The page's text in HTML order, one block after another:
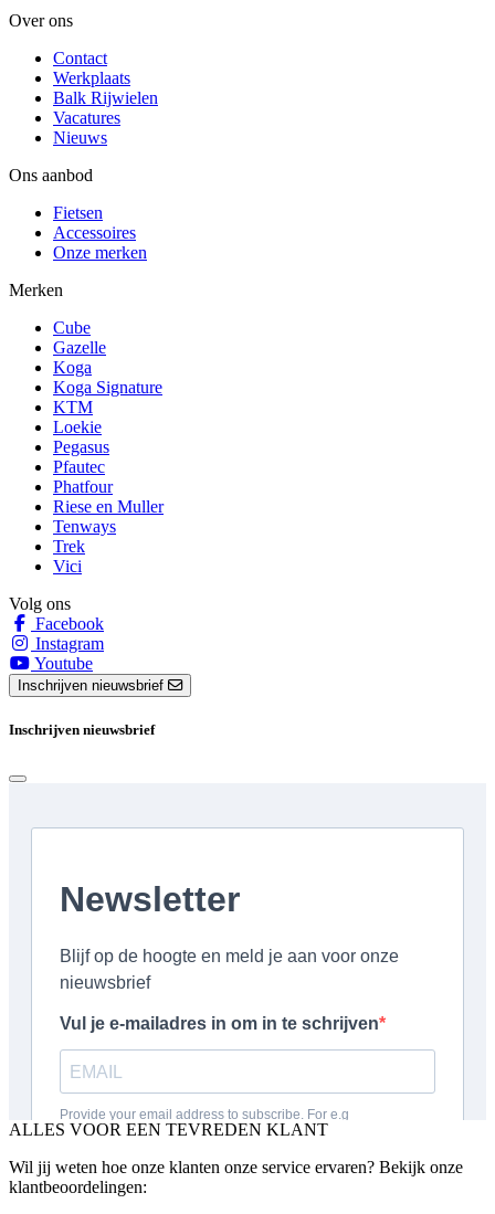
Over ons
Contact
Werkplaats
Balk Rijwielen
Vacatures
Nieuws
Ons aanbod
Fietsen
Accessoires
Onze merken
Merken
Cube
Gazelle
Koga
Koga Signature
KTM
Loekie
Pegasus
Pfautec
Phatfour
Riese en Muller
Tenways
Trek
Vici
Volg ons
Facebook
Instagram
Youtube
Inschrijven nieuwsbrief
Inschrijven nieuwsbrief
ALLES VOOR EEN TEVREDEN KLANT
Wil jij weten hoe onze klanten onze service ervaren? Bekijk onze
klantbeoordelingen: